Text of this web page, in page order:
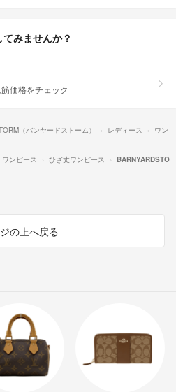
みませんか？
価格をチェック
（バンヤードストーム） レディース
ワン
ワンピース ひざ丈ワンピース
BARNYARDSTO
の上へ戻る